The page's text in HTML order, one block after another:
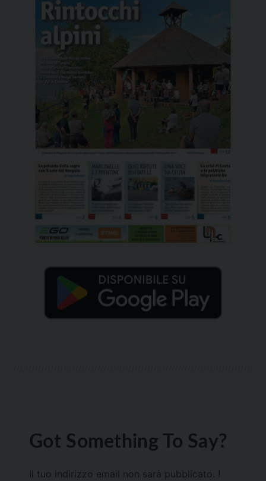
Got Something To Say?
Il tuo indirizzo email non sarà pubblicato.